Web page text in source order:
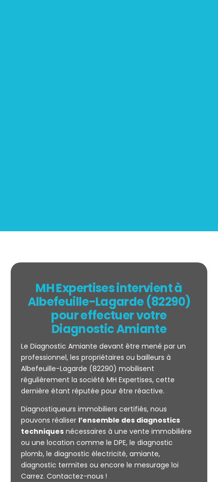
Mesurage
CARREZ
MH Expertises intervient à
Albefeuille-Lagarde (82290)
pour effectuer votre
Diagnostic Amiante
Le Diagnostic Amiante devant être mené par un
professionnel, les propriétaires ou bailleurs à
Albefeuille-Lagarde (82290) mobilisent
régulièrement la société MH Expertises, cette
dernière étant réputée pour être réactive.
Diagnostiqueurs immobiliers certifiés, nous
pouvons réaliser l’ensemble des diagnostics
techniquesnécessaires à une vente immobilière
ou une location comme le DPE, le diagnostic
plomb, le diagnostic électricité, amiante,
diagnostic termites ou encore le mesurage loi
Carrez. Contactez-nous !